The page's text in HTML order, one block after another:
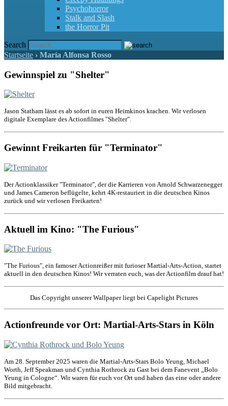
Psychohorror
Stalk and Slash
the Horror Pit
Search
Startseite › María Alfonsa Rosso
Gewinnspiel zu "Shelter"
Jason Statham lässt es ab sofort in euren Heimkinos krachen. Wir verlosen
digitale Exemplare des Actionfilmes "Shelter".
Gewinnt Freikarten für "Terminator"
Der Actionklassiker "Terminator", der die Karrieren von Arnold Schwarzenegger
und James Cameron beflügelte, kehrt 4K-restauriert in die deutschen Kinos
zurück und wir verlosen Freikarten!
Aktuell im Kino: "The Furious"
"The Furious", ein famoser Actionreißer mit furioser Martial-Arts-Action, startet
aktuell in den deutschen Kinos! Wir verraten euch, was der Actionfilm drauf hat!
Das Copyright unserer Wallpaper liegt bei Capelight Pictures
Actionfreunde vor Ort: Martial-Arts-Stars in Köln
Am 28. September 2025 waren die Martial-Arts-Stars Bolo Yeung, Michael
Worth, Jeff Speakman und Cynthia Rothrock zu Gast bei dem Fanevent „Bolo
Yeung in Cologne“. Wir waren für euch vor Ort und haben das eine oder andere
Bild mitgebracht.